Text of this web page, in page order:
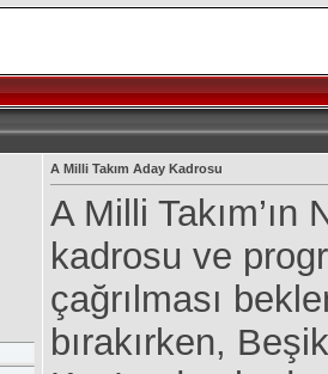
A Milli Takım Aday Kadrosu
A Milli
kadrosu ve
çağrılması
bırakırken,